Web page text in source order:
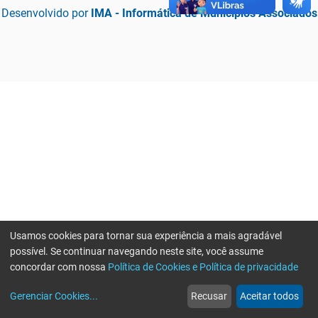
Desenvolvido por IMA - Informática de Municípios Associados
web
Notícias
more_horiz
Mais
Usamos cookies para tornar sua experiência a mais agradável
possível. Se continuar navegando neste site, você assume
concordar com nossa Política de Cookies e Política de privacidade
Gerenciar Cookies... Recusar Aceitar todos
Erro ao enviar informações, por favor tente novamente